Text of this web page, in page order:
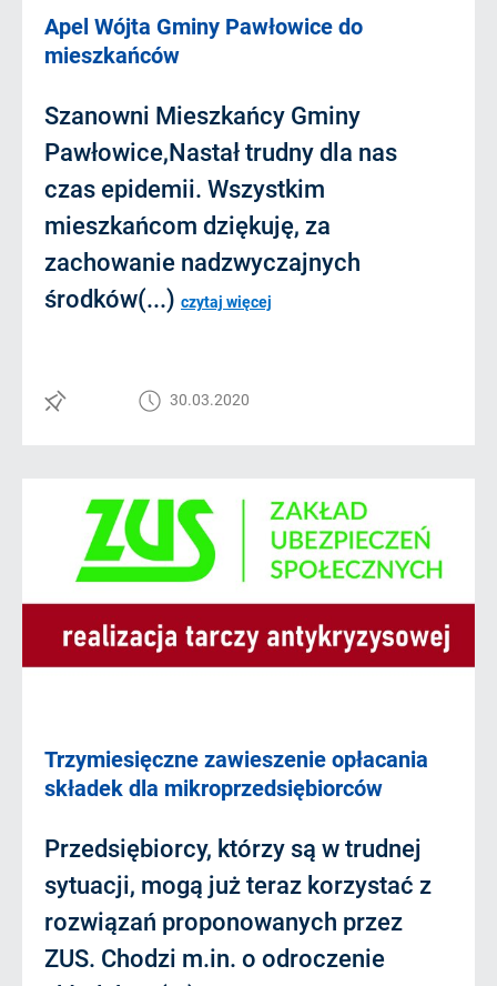
Apel Wójta Gminy Pawłowice do
mieszkańców
Szanowni Mieszkańcy Gminy
Pawłowice,Nastał trudny dla nas
czas epidemii. Wszystkim
mieszkańcom dziękuję, za
zachowanie nadzwyczajnych
środków(...) czytaj więcej
30.03.2020
Trzymiesięczne zawieszenie opłacania
składek dla mikroprzedsiębiorców
Przedsiębiorcy, którzy są w trudnej
sytuacji, mogą już teraz korzystać z
rozwiązań proponowanych przez
ZUS. Chodzi m.in. o odroczenie